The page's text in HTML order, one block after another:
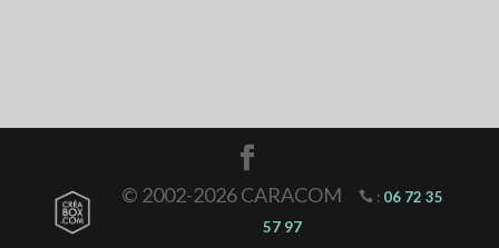
© 2002-2026 CARACOM : 06 72 35
57 97